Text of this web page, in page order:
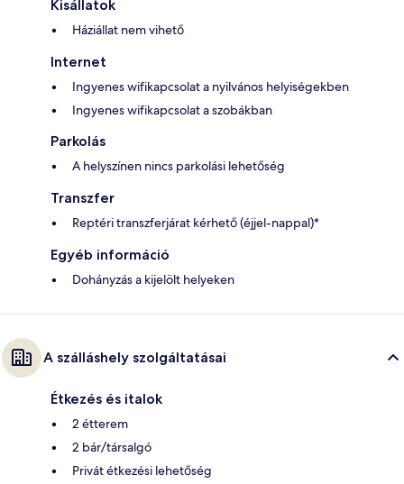
Kisállatok
Háziállat nem vihető
Internet
Ingyenes wifikapcsolat a nyilvános helyiségekben
Ingyenes wifikapcsolat a szobákban
Parkolás
A helyszínen nincs parkolási lehetőség
Transzfer
Reptéri transzferjárat kérhető (éjjel-nappal)*
Egyéb információ
Dohányzás a kijelölt helyeken
A szálláshely szolgáltatásai
Étkezés és italok
2 étterem
2 bár/társalgó
Privát étkezési lehetőség